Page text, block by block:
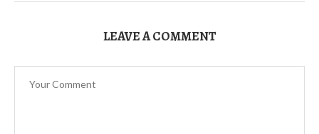
LEAVE A COMMENT